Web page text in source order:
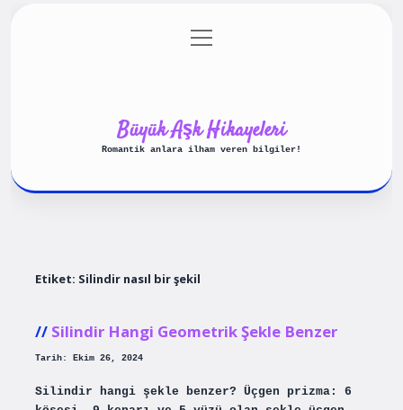
Gizlilik Politikası
menüyü
aç
Büyük Aşk Hikayeleri
Romantik anlara ilham veren bilgiler!
Etiket: Silindir nasıl bir şekil
Silindir Hangi Geometrik Şekle Benzer
Tarih: Ekim 26, 2024
Silindir hangi şekle benzer? Üçgen prizma: 6